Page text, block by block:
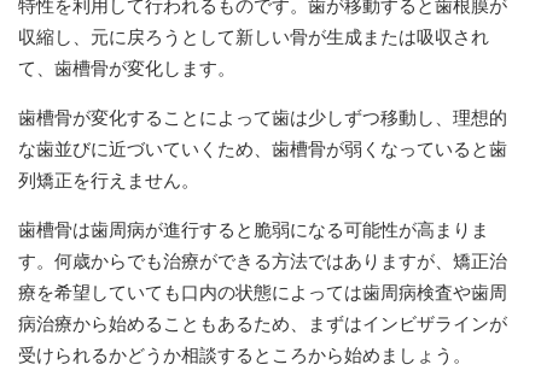
特性を利用して行われるものです。歯が移動すると歯根膜が
収縮し、元に戻ろうとして新しい骨が生成または吸収され
て、歯槽骨が変化します。
歯槽骨が変化することによって歯は少しずつ移動し、理想的
な歯並びに近づいていくため、歯槽骨が弱くなっていると歯
列矯正を行えません。
歯槽骨は歯周病が進行すると脆弱になる可能性が高まりま
す。何歳からでも治療ができる方法ではありますが、矯正治
療を希望していても口内の状態によっては歯周病検査や歯周
病治療から始めることもあるため、まずはインビザラインが
受けられるかどうか相談するところから始めましょう。